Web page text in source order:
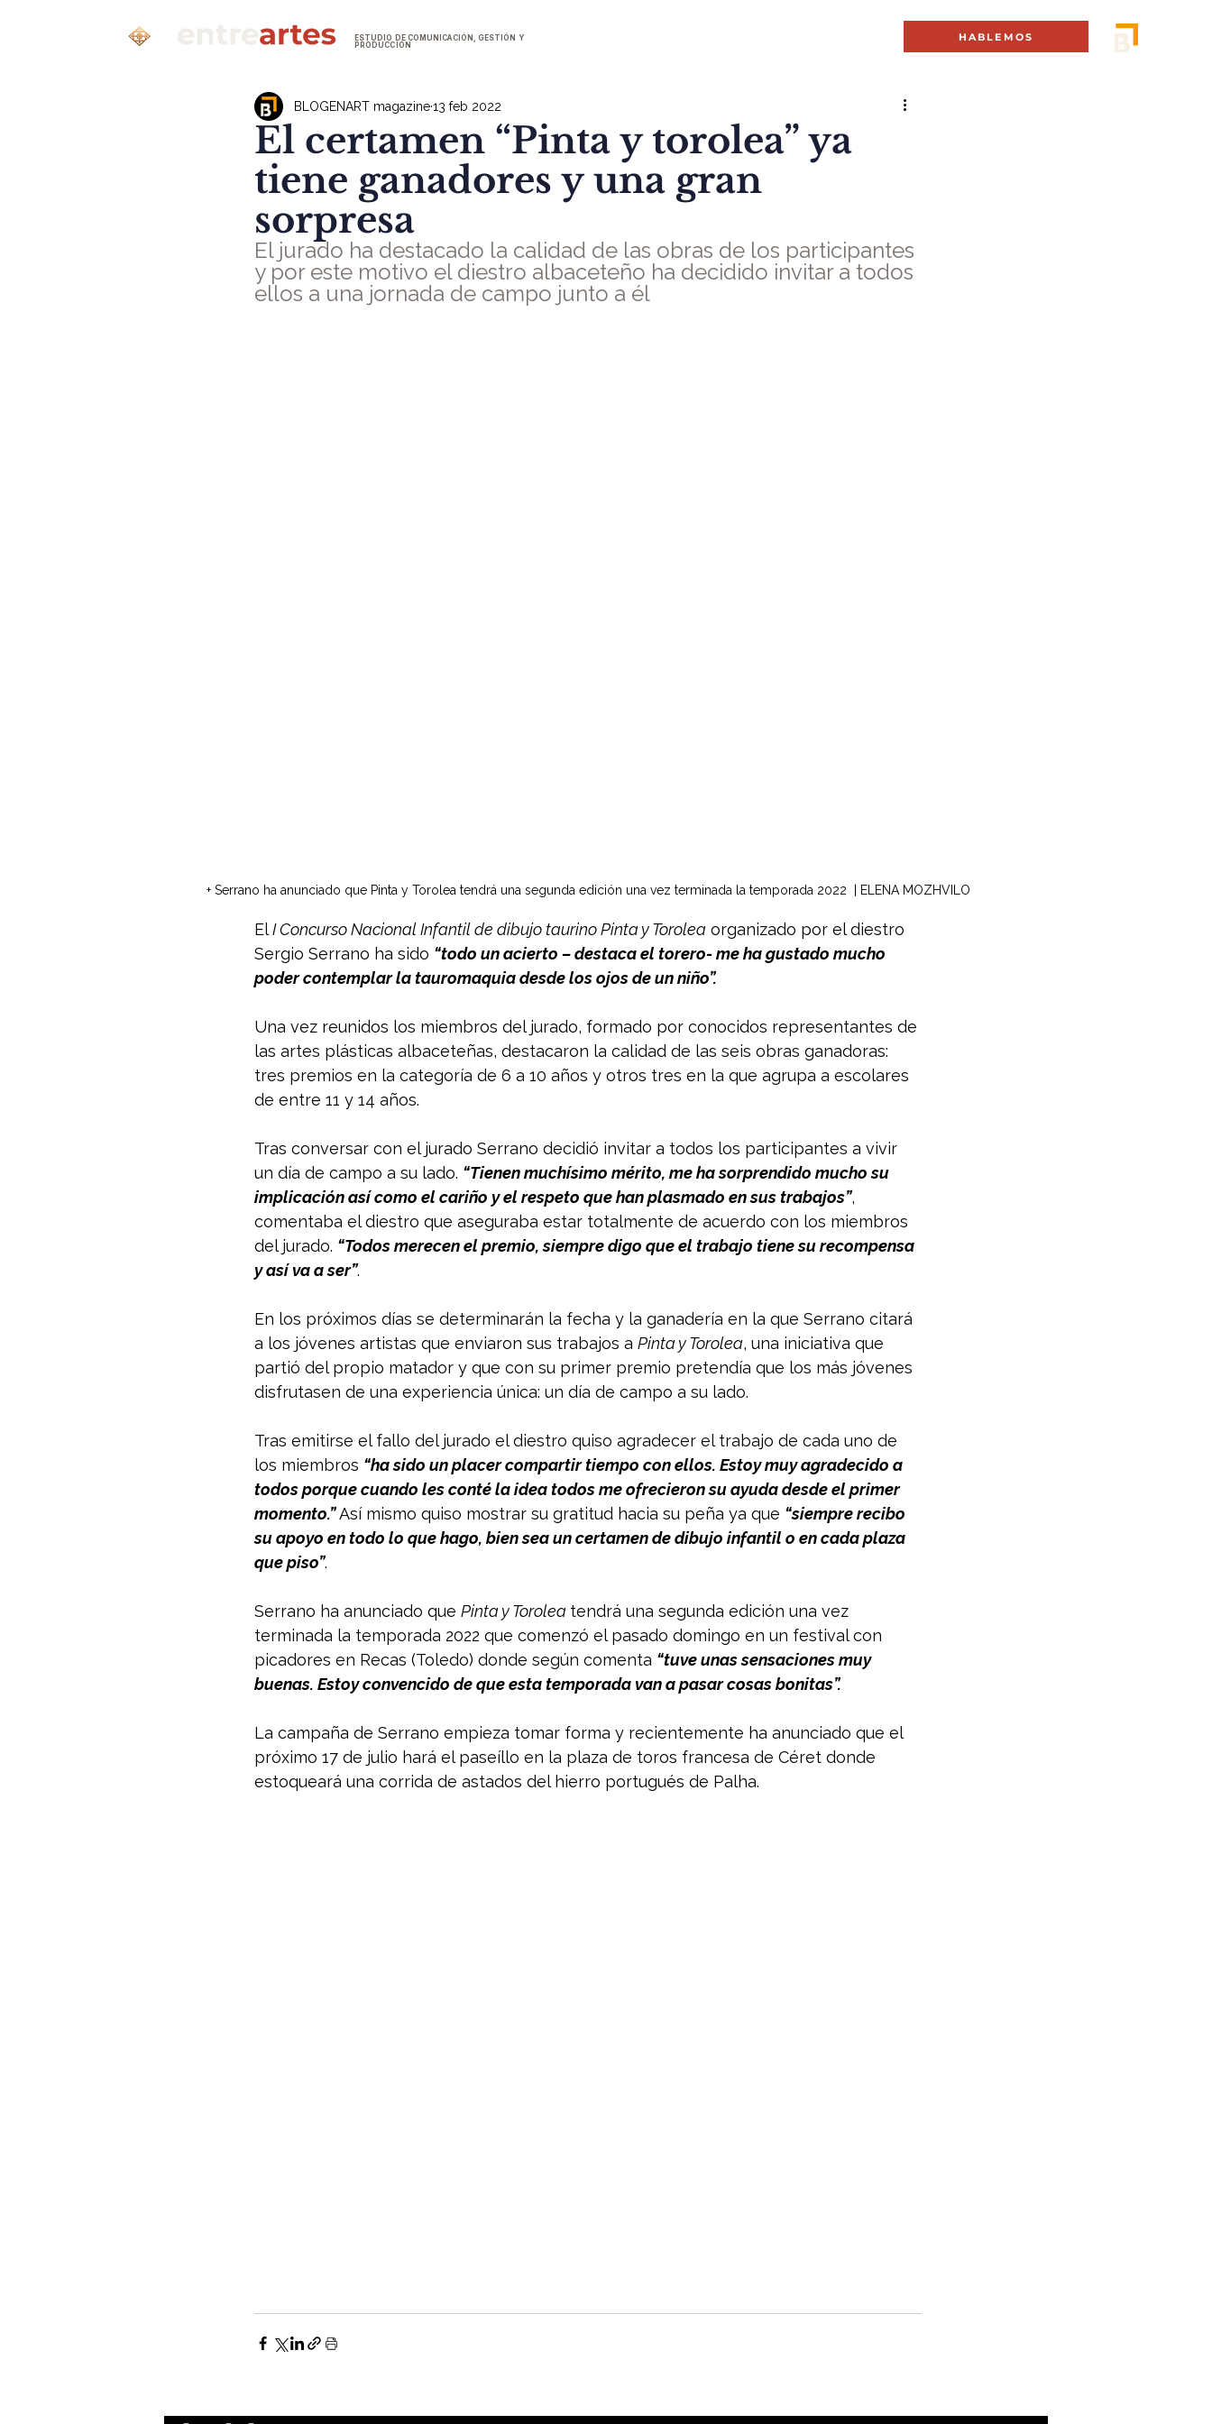
ESTUDIO DE COMUNICACIÓN, GESTIÓN Y
PRODUCCIÓN
HABLEMOS
El certamen “Pinta y torolea” ya
tiene ganadores y una gran
sorpresa
BLOGENART magazine13 feb 2022
El jurado ha destacado la calidad de las obras de los participantes
y por este motivo el diestro albaceteño ha decidido invitar a todos
ellos a una jornada de campo junto a él
+ Serrano ha anunciado que Pinta y Torolea tendrá una segunda edición una vez terminada la temporada 2022  | ELENA MOZHVILO
El I Concurso Nacional Infantil de dibujo taurino Pinta y Torolea organizado por el diestro
Sergio Serrano ha sido “todo un acierto – destaca el torero- me ha gustado mucho
poder contemplar la tauromaquia desde los ojos de un niño”.
Una vez reunidos los miembros del jurado, formado por conocidos representantes de
las artes plásticas albaceteñas, destacaron la calidad de las seis obras ganadoras:
tres premios en la categoría de 6 a 10 años y otros tres en la que agrupa a escolares
de entre 11 y 14 años.
Tras conversar con el jurado Serrano decidió invitar a todos los participantes a vivir
un día de campo a su lado. “Tienen muchísimo mérito, me ha sorprendido mucho su
implicación así como el cariño y el respeto que han plasmado en sus trabajos”,
comentaba el diestro que aseguraba estar totalmente de acuerdo con los miembros
del jurado. “Todos merecen el premio, siempre digo que el trabajo tiene su recompensa
y así va a ser”.
En los próximos días se determinarán la fecha y la ganadería en la que Serrano citará
a los jóvenes artistas que enviaron sus trabajos a Pinta y Torolea, una iniciativa que
partió del propio matador y que con su primer premio pretendía que los más jóvenes
disfrutasen de una experiencia única: un día de campo a su lado.
Tras emitirse el fallo del jurado el diestro quiso agradecer el trabajo de cada uno de
los miembros “ha sido un placer compartir tiempo con ellos. Estoy muy agradecido a
todos porque cuando les conté la idea todos me ofrecieron su ayuda desde el primer
momento.” Así mismo quiso mostrar su gratitud hacia su peña ya que “siempre recibo
su apoyo en todo lo que hago, bien sea un certamen de dibujo infantil o en cada plaza
que piso”.
Serrano ha anunciado que Pinta y Torolea tendrá una segunda edición una vez
terminada la temporada 2022 que comenzó el pasado domingo en un festival con
picadores en Recas (Toledo) donde según comenta “tuve unas sensaciones muy
buenas. Estoy convencido de que esta temporada van a pasar cosas bonitas”.
La campaña de Serrano empieza tomar forma y recientemente ha anunciado que el
próximo 17 de julio hará el paseíllo en la plaza de toros francesa de Céret donde
estoqueará una corrida de astados del hierro portugués de Palha.